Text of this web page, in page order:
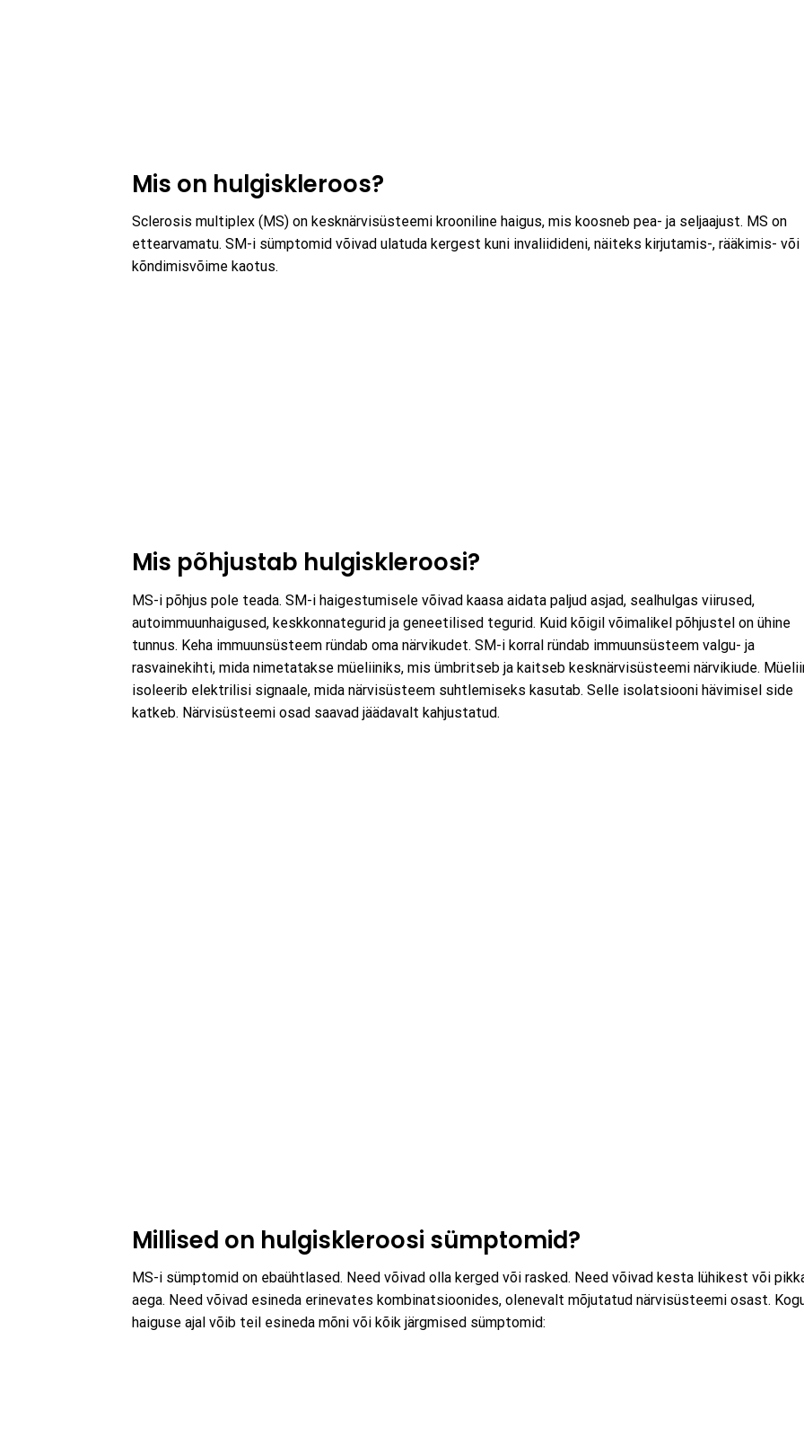
Mis on hulgiskleroos?
Sclerosis multiplex (MS) on kesknärvisüsteemi krooniline haigus, mis koosneb pea- ja seljaajust. MS on
ettearvamatu. SM-i sümptomid võivad ulatuda kergest kuni invaliidideni, näiteks kirjutamis-, rääkimis- või
kõndimisvõime kaotus.
Mis põhjustab hulgiskleroosi?
MS-i põhjus pole teada. SM-i haigestumisele võivad kaasa aidata paljud asjad, sealhulgas viirused,
autoimmuunhaigused, keskkonnategurid ja geneetilised tegurid. Kuid kõigil võimalikel põhjustel on ühine
tunnus. Keha immuunsüsteem ründab oma närvikudet. SM-i korral ründab immuunsüsteem valgu- ja
rasvainekihti, mida nimetatakse müeliiniks, mis ümbritseb ja kaitseb kesknärvisüsteemi närvikiude.
isoleerib elektrilisi signaale, mida närvisüsteem suhtlemiseks kasutab. Selle isolatsiooni hävimisel side
katkeb. Närvisüsteemi osad saavad jäädavalt kahjustatud.
Millised on hulgiskleroosi sümptomid?
MS-i sümptomid on ebaühtlased. Need võivad olla kerged või rasked. Need võivad kesta lühikest või
aega. Need võivad esineda erinevates kombinatsioonides, olenevalt mõjutatud närvisüsteemi osast.
haiguse ajal võib teil esineda mõni või kõik järgmised sümptomid: